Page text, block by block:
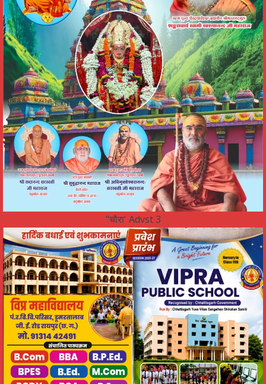
"चौरा' Advst 3